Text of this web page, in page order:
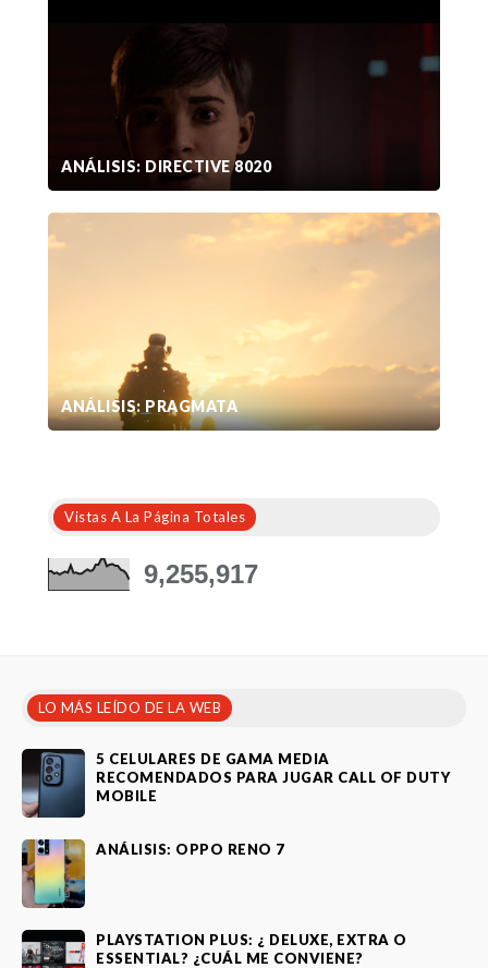
ANÁLISIS: DIRECTIVE 8020
ANÁLISIS: PRAGMATA
Vistas A La Página Totales
9,255,917
LO MÁS LEÍDO DE LA WEB
5 CELULARES DE GAMA MEDIA
RECOMENDADOS PARA JUGAR CALL OF DUTY
MOBILE
ANÁLISIS: OPPO RENO 7
PLAYSTATION PLUS: ¿ DELUXE, EXTRA O
ESSENTIAL? ¿CUÁL ME CONVIENE?